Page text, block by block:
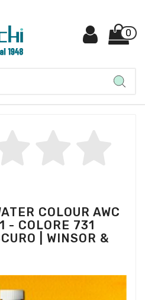
0
COLOUR AWC
- COLORE 731
| WINSOR &